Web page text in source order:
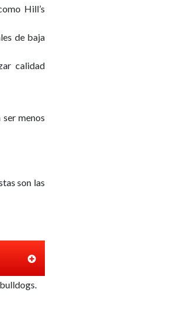
Hill’s
de baja
calidad
menos
son las